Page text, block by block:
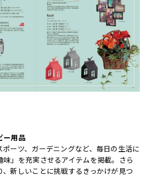
ー用品
ーツ、ガーデニングなど、毎日の生活に
」を充実させるアイテムを掲載。さら
、新しいことに挑戦するきっかけが見つ